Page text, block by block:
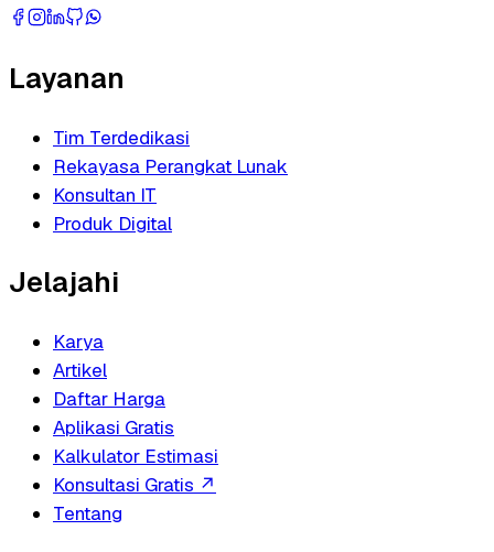
Layanan
Tim Terdedikasi
Rekayasa Perangkat Lunak
Konsultan IT
Produk Digital
Jelajahi
Karya
Artikel
Daftar Harga
Aplikasi Gratis
Kalkulator Estimasi
Konsultasi Gratis ↗
Tentang